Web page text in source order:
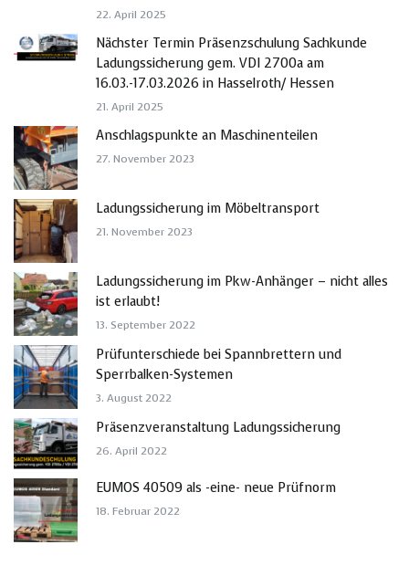
22. April 2025
Nächster Termin Präsenzschulung Sachkunde
Ladungssicherung gem. VDI 2700a am
16.03.-17.03.2026 in Hasselroth/ Hessen
21. April 2025
Anschlagspunkte an Maschinenteilen
27. November 2023
Ladungssicherung im Möbeltransport
21. November 2023
Ladungssicherung im Pkw-Anhänger – nicht alles
ist erlaubt!
13. September 2022
Prüfunterschiede bei Spannbrettern und
Sperrbalken-Systemen
3. August 2022
Präsenzveranstaltung Ladungssicherung
26. April 2022
EUMOS 40509 als -eine- neue Prüfnorm
18. Februar 2022